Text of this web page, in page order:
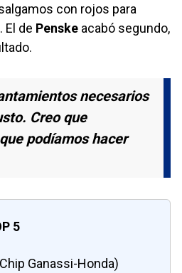
con rojos para
El de Penske acabó segundo,
necesarios
Creo que
podíamos hacer
5
Ganassi-Honda)